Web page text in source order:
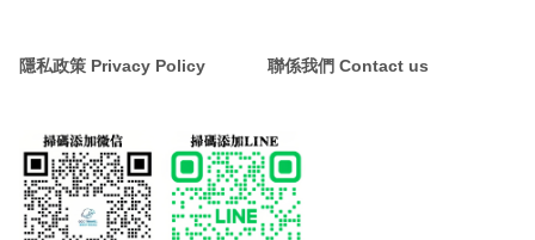
隱私政策 Privacy Policy 聯係我們 Contact us